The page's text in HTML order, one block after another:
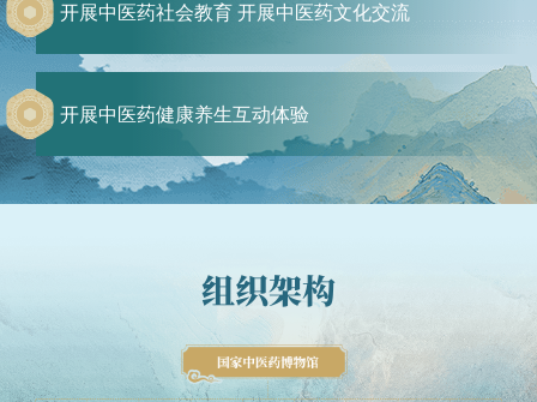
开展中医药社会教育 开展中医药文化交流
开展中医药健康养生互动体验
组织架构